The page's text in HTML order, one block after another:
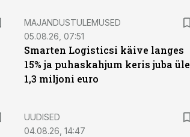
MAJANDUSTULEMUSED
05.08.26, 07:51
Smarten Logisticsi käive langes
15% ja puhaskahjum keris juba üle
1,3 miljoni euro
UUDISED
04.08.26, 14:47